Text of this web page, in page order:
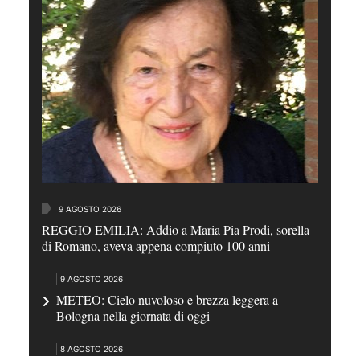
9 AGOSTO 2026
REGGIO EMILIA: Addio a Maria Pia Prodi, sorella
di Romano, aveva appena compiuto 100 anni
9 AGOSTO 2026
METEO: Cielo nuvoloso e brezza leggera a
Bologna nella giornata di oggi
8 AGOSTO 2026